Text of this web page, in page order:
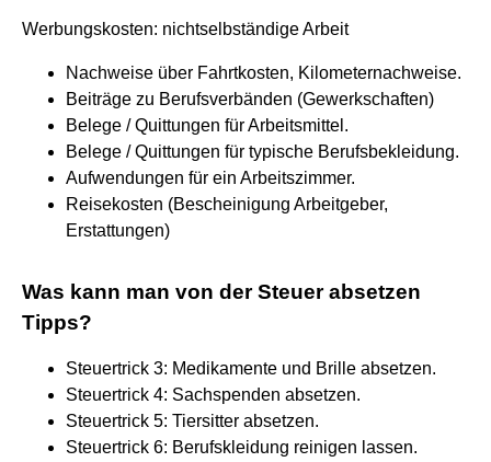
Werbungskosten: nichtselbständige Arbeit
Nachweise über Fahrtkosten, Kilometernachweise.
Beiträge zu Berufsverbänden (Gewerkschaften)
Belege / Quittungen für Arbeitsmittel.
Belege / Quittungen für typische Berufsbekleidung.
Aufwendungen für ein Arbeitszimmer.
Reisekosten (Bescheinigung Arbeitgeber,
Erstattungen)
Was kann man von der Steuer absetzen
Tipps?
Steuertrick 3: Medikamente und Brille absetzen.
Steuertrick 4: Sachspenden absetzen.
Steuertrick 5: Tiersitter absetzen.
Steuertrick 6: Berufskleidung reinigen lassen.